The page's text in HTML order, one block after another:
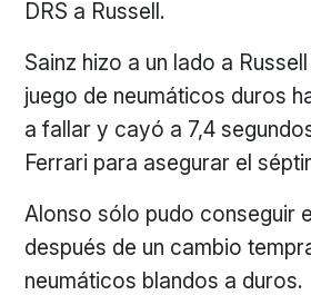
DRS a Russell.
Sainz hizo a un lado a
juego de neumáticos duros
a fallar y cayó a 7,4
Ferrari para asegurar el
Alonso sólo pudo conseguir
después de un cambio
neumáticos blandos a duros.